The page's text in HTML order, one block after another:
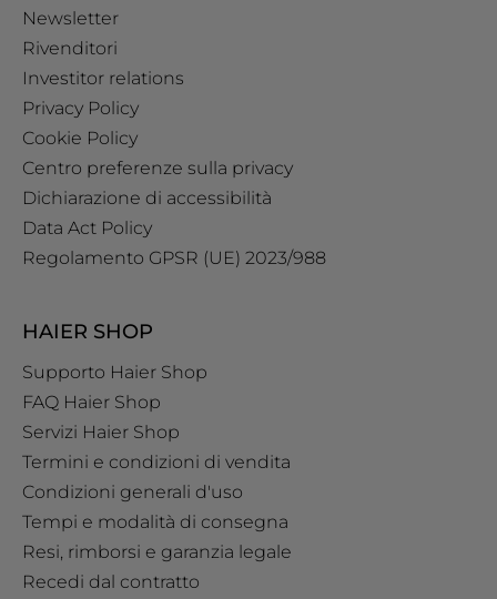
Newsletter
Rivenditori
Investitor relations
Privacy Policy
Cookie Policy
Centro preferenze sulla privacy
Dichiarazione di accessibilità
Data Act Policy
Regolamento GPSR (UE) 2023/988
HAIER SHOP
Supporto Haier Shop
FAQ Haier Shop
Servizi Haier Shop
Termini e condizioni di vendita
Condizioni generali d'uso
Tempi e modalità di consegna
Resi, rimborsi e garanzia legale
Recedi dal contratto